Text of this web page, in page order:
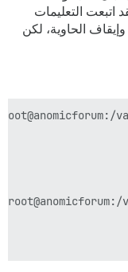
اتبعت التعليمات
الحاوية، لكن